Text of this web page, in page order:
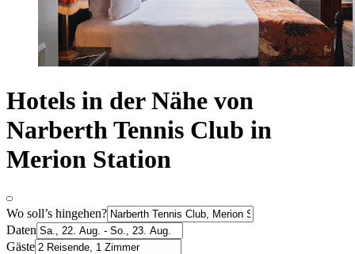
Hotels in der Nähe von
Narberth Tennis Club in
Merion Station
Wo soll’s hingehen?
Daten
Gäste